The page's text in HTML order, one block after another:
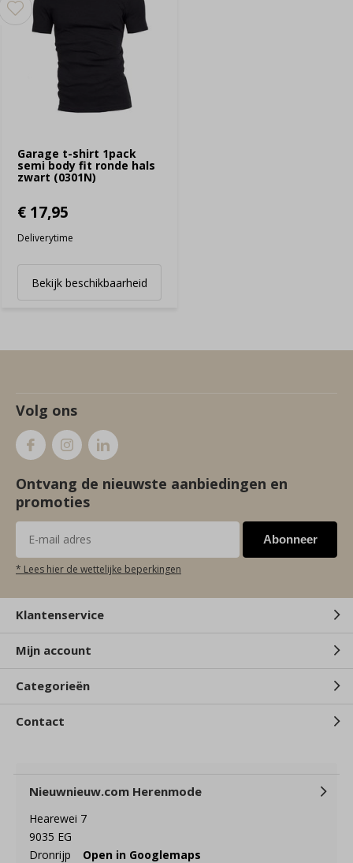
Garage t-shirt 1pack
semi body fit ronde hals
zwart (0301N)
€ 17,95
Deliverytime
Bekijk beschikbaarheid
Volg ons
Ontvang de nieuwste aanbiedingen en
promoties
Abonneer
* Lees hier de wettelijke beperkingen
Klantenservice
Mijn account
Categorieën
Contact
Nieuwnieuw.com Herenmode
Hearewei 7
9035 EG
Dronrijp
Open in Googlemaps